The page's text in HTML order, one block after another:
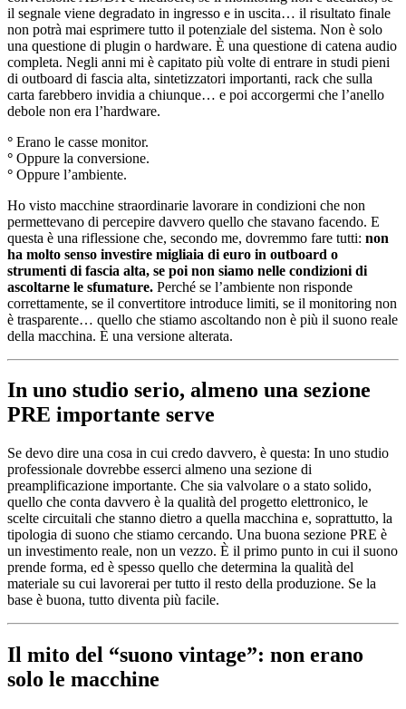
il segnale viene degradato in ingresso e in uscita… il risultato finale
non potrà mai esprimere tutto il potenziale del sistema. Non è solo
una questione di plugin o hardware. È una questione di catena audio
completa. Negli anni mi è capitato più volte di entrare in studi pieni
di outboard di fascia alta, sintetizzatori importanti, rack che sulla
carta farebbero invidia a chiunque… e poi accorgermi che l’anello
debole non era l’hardware.
° Erano le casse monitor.
° Oppure la conversione.
° Oppure l’ambiente.
Ho visto macchine straordinarie lavorare in condizioni che non
permettevano di percepire davvero quello che stavano facendo. E
questa è una riflessione che, secondo me, dovremmo fare tutti: non
ha molto senso investire migliaia di euro in outboard o
strumenti di fascia alta, se poi non siamo nelle condizioni di
ascoltarne le sfumature. Perché se l’ambiente non risponde
correttamente, se il convertitore introduce limiti, se il monitoring non
è trasparente… quello che stiamo ascoltando non è più il suono reale
della macchina. È una versione alterata.
In uno studio serio, almeno una sezione
PRE importante serve
Se devo dire una cosa in cui credo davvero, è questa: In uno studio
professionale dovrebbe esserci almeno una sezione di
preamplificazione importante. Che sia valvolare o a stato solido,
quello che conta davvero è la qualità del progetto elettronico, le
scelte circuitali che stanno dietro a quella macchina e, soprattutto, la
tipologia di suono che stiamo cercando. Una buona sezione PRE è
un investimento reale, non un vezzo. È il primo punto in cui il suono
prende forma, ed è spesso quello che determina la qualità del
materiale su cui lavorerai per tutto il resto della produzione. Se la
base è buona, tutto diventa più facile.
Il mito del “suono vintage”: non erano
solo le macchine